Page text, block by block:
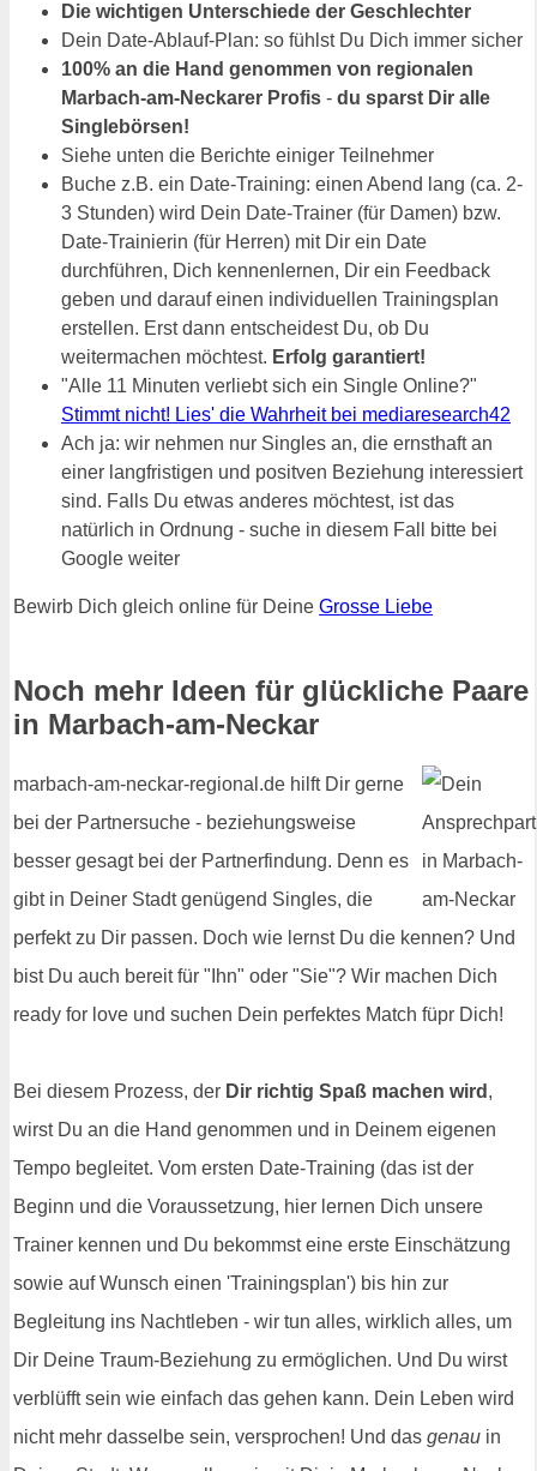
Die wichtigen Unterschiede der Geschlechter
Dein Date-Ablauf-Plan: so fühlst Du Dich immer sicher
100% an die Hand genommen von regionalen
Marbach-am-Neckarer Profis - du sparst Dir alle
Singlebörsen!
Siehe unten die Berichte einiger Teilnehmer
Buche z.B. ein Date-Training: einen Abend lang (ca. 2-
3 Stunden) wird Dein Date-Trainer (für Damen) bzw.
Date-Trainierin (für Herren) mit Dir ein Date
durchführen, Dich kennenlernen, Dir ein Feedback
geben und darauf einen individuellen Trainingsplan
erstellen. Erst dann entscheidest Du, ob Du
weitermachen möchtest. Erfolg garantiert!
"Alle 11 Minuten verliebt sich ein Single Online?"
Stimmt nicht! Lies' die Wahrheit bei mediaresearch42
Ach ja: wir nehmen nur Singles an, die ernsthaft an
einer langfristigen und positven Beziehung interessiert
sind. Falls Du etwas anderes möchtest, ist das
natürlich in Ordnung - suche in diesem Fall bitte bei
Google weiter
Bewirb Dich gleich online für Deine Grosse Liebe
Noch mehr Ideen für glückliche Paare
in Marbach-am-Neckar
marbach-am-neckar-regional.de hilft Dir gerne
bei der Partnersuche - beziehungsweise
besser gesagt bei der Partnerfindung. Denn es
gibt in Deiner Stadt genügend Singles, die
perfekt zu Dir passen. Doch wie lernst Du die kennen? Und
bist Du auch bereit für "Ihn" oder "Sie"? Wir machen Dich
ready for love und suchen Dein perfektes Match füpr Dich!
Bei diesem Prozess, der Dir richtig Spaß machen wird ,
wirst Du an die Hand genommen und in Deinem eigenen
Tempo begleitet. Vom ersten Date-Training (das ist der
Beginn und die Voraussetzung, hier lernen Dich unsere
Trainer kennen und Du bekommst eine erste Einschätzung
sowie auf Wunsch einen 'Trainingsplan') bis hin zur
Begleitung ins Nachtleben - wir tun alles, wirklich alles, um
Dir Deine Traum-Beziehung zu ermöglichen. Und Du wirst
verblüfft sein wie einfach das gehen kann. Dein Leben wird
nicht mehr dasselbe sein, versprochen! Und das genau in